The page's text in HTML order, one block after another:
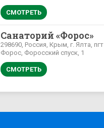
СМОТРЕТЬ
Санаторий «Форос»
298690, Россия, Крым, г. Ялта, пгт
Форос, Форосский спуск, 1
СМОТРЕТЬ